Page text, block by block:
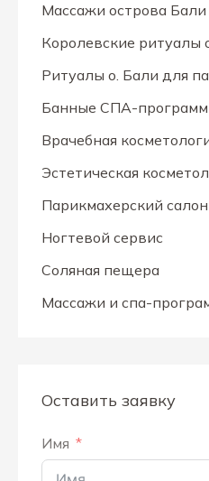
Массажи острова Бали
Королевские ритуалы
Ритуалы о. Бали для
Банные СПА-
Врачебная
Эстетическая
Парикмахерский салон
Ногтевой сервис
Соляная пещера
Массажи и спа-
Оставить заявку
Имя